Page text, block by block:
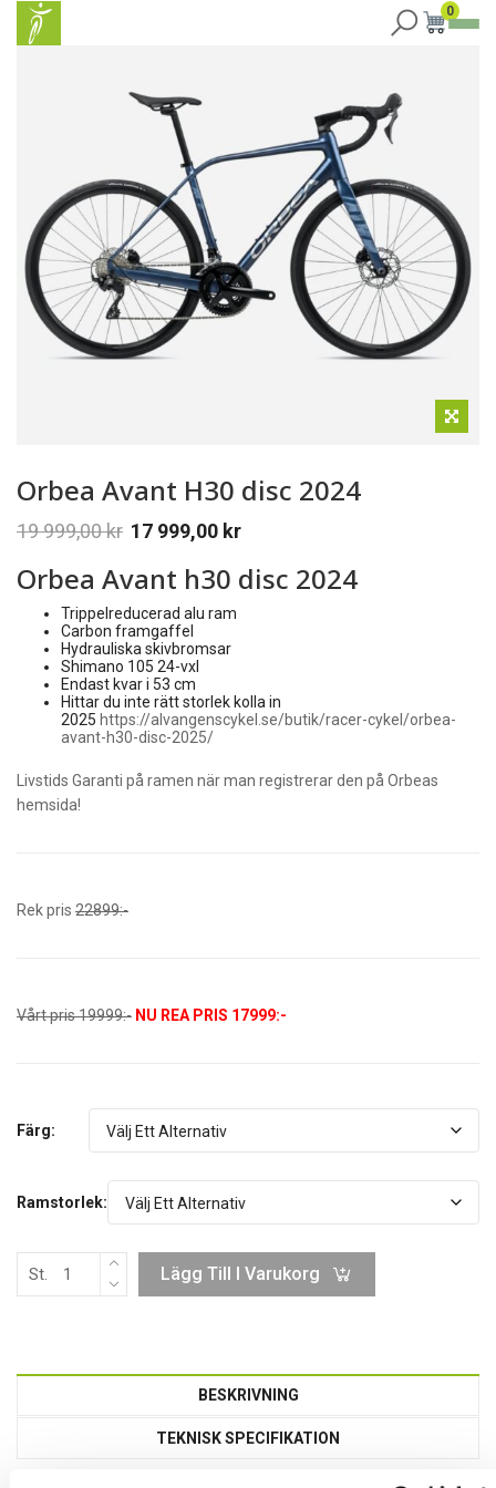
0
Orbea Avant H30 disc 2024
19 999,00kr 17 999,00 kr
Orbea Avant h30 disc 2024
Trippelreducerad alu ram
Carbon framgaffel
Hydrauliska skivbromsar
Shimano 105 24-vxl
Endast kvar i 53 cm
Hittar du inte rätt storlek kolla in
2025 https://alvangenscykel.se/butik/racer-cykel/orbea-
avant-h30-disc-2025/
Livstids Garanti på ramen när man registrerar den på Orbeas
hemsida!
Rek pris 22899:-
Vårt pris 19999:- NU REA PRIS 17999:-
Färg:
Ramstorlek:
St. Lägg Till I Varukorg
BESKRIVNING
TEKNISK SPECIFIKATION